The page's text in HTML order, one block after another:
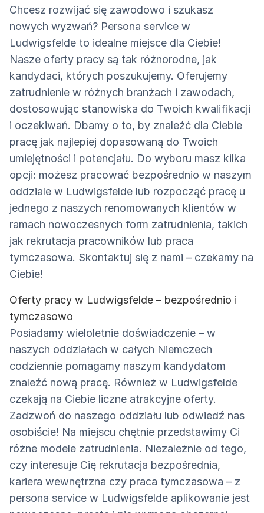
Chcesz rozwijać się zawodowo i szukasz
nowych wyzwań? Persona service w
Ludwigsfelde to idealne miejsce dla Ciebie!
Nasze oferty pracy są tak różnorodne, jak
kandydaci, których poszukujemy. Oferujemy
zatrudnienie w różnych branżach i zawodach,
dostosowując stanowiska do Twoich kwalifikacji
i oczekiwań. Dbamy o to, by znaleźć dla Ciebie
pracę jak najlepiej dopasowaną do Twoich
umiejętności i potencjału. Do wyboru masz kilka
opcji: możesz pracować bezpośrednio w naszym
oddziale w Ludwigsfelde lub rozpocząć pracę u
jednego z naszych renomowanych klientów w
ramach nowoczesnych form zatrudnienia, takich
jak rekrutacja pracowników lub praca
tymczasowa. Skontaktuj się z nami – czekamy na
Ciebie!
Oferty pracy w Ludwigsfelde – bezpośrednio i
tymczasowo
Posiadamy wieloletnie doświadczenie – w
naszych oddziałach w całych Niemczech
codziennie pomagamy naszym kandydatom
znaleźć nową pracę. Również w Ludwigsfelde
czekają na Ciebie liczne atrakcyjne oferty.
Zadzwoń do naszego oddziału lub odwiedź nas
osobiście! Na miejscu chętnie przedstawimy Ci
różne modele zatrudnienia. Niezależnie od tego,
czy interesuje Cię rekrutacja bezpośrednia,
kariera wewnętrzna czy praca tymczasowa – z
persona service w Ludwigsfelde aplikowanie jest